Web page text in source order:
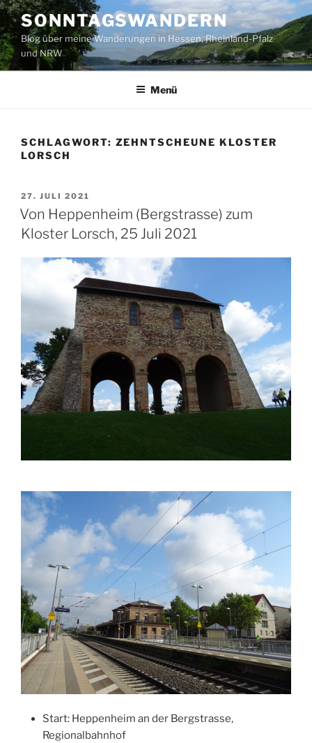
Zum
Inhalt
springen
SONNTAGSWANDERN
Blog über meine Wanderungen in Hessen, Rheinland-Pfalz
und NRW
Menü
SCHLAGWORT: ZEHNTSCHEUNE KLOSTER
LORSCH
VERÖFFENTLICHT
AM
27. JULI 2021
Von Heppenheim (Bergstrasse) zum
Kloster Lorsch, 25 Juli 2021
Start: Heppenheim an der Bergstrasse,
Regionalbahnhof